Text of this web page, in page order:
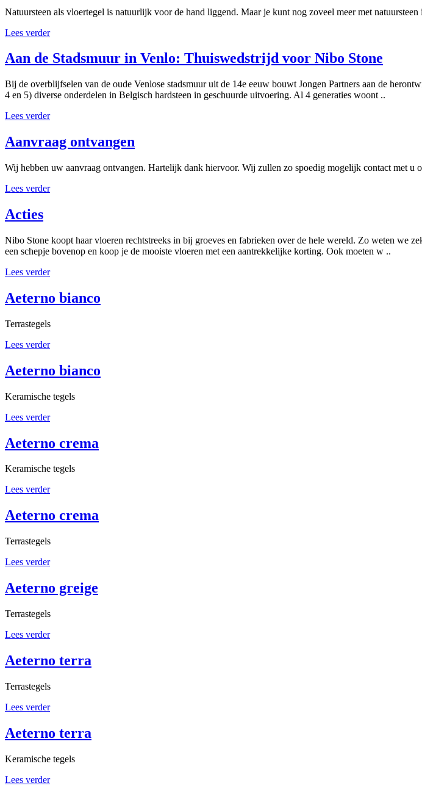
Natuursteen als vloertegel is natuurlijk voor de hand liggend. Maar je kunt nog zoveel meer met
Lees verder
Aan de Stadsmuur in Venlo: Thuiswedstrijd voor Nibo Stone
Bij de overblijfselen van de oude Venlose stadsmuur uit de 14e eeuw bouwt Jongen Partners aan de
4 en 5) diverse onderdelen in Belgisch hardsteen in geschuurde uitvoering. Al 4 generaties woont ..
Lees verder
Aanvraag ontvangen
Wij hebben uw aanvraag ontvangen. Hartelijk dank hiervoor. Wij zullen zo spoedig mogelijk contact met u
Lees verder
Acties
Nibo Stone koopt haar vloeren rechtstreeks in bij groeves en fabrieken over de hele wereld. Zo weten we
een schepje bovenop en koop je de mooiste vloeren met een aantrekkelijke korting. Ook moeten w ..
Lees verder
Aeterno bianco
Terrastegels
Lees verder
Aeterno bianco
Keramische tegels
Lees verder
Aeterno crema
Keramische tegels
Lees verder
Aeterno crema
Terrastegels
Lees verder
Aeterno greige
Terrastegels
Lees verder
Aeterno terra
Terrastegels
Lees verder
Aeterno terra
Keramische tegels
Lees verder